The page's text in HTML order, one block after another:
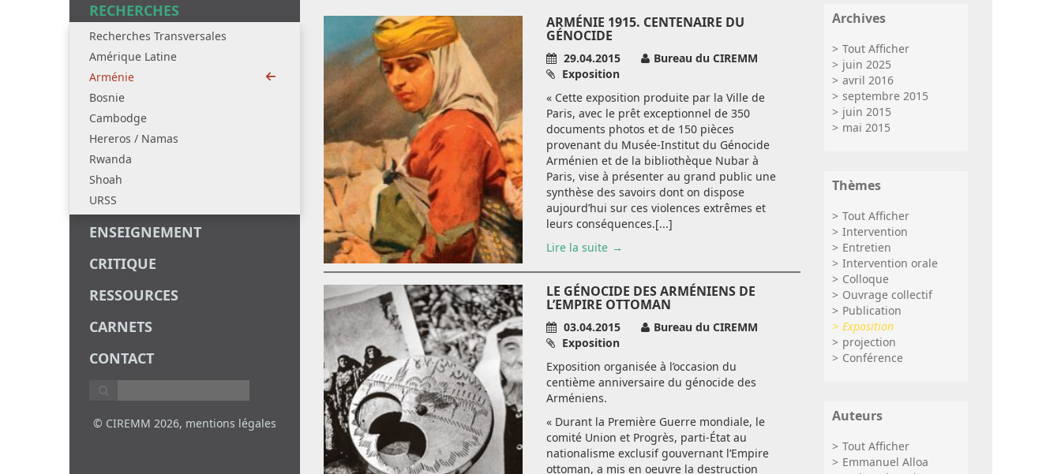
RECHERCHES
Recherches Transversales
Amérique Latine
Arménie
Bosnie
Cambodge
Hereros / Namas
Rwanda
Shoah
URSS
ENSEIGNEMENT
CRITIQUE
RESSOURCES
CARNETS
CONTACT
© CIREMM 2026, mentions légales
ARMÉNIE 1915. CENTENAIRE DU
GÉNOCIDE
29.04.2015
Bureau du CIREMM
Exposition
« Cette exposition produite par la Ville de
Paris, avec le prêt exceptionnel de 350
documents photos et de 150 pièces
provenant du Musée-Institut du Génocide
Arménien et de la bibliothèque Nubar à
Paris, vise à présenter au grand public une
synthèse des savoirs dont on dispose
aujourd’hui sur ces violences extrêmes et
leurs conséquences.[...]
Lire la suite
LE GÉNOCIDE DES ARMÉNIENS DE
L’EMPIRE OTTOMAN
03.04.2015
Bureau du CIREMM
Exposition
Exposition organisée à l’occasion du
centième anniversaire du génocide des
Arméniens.
« Durant la Première Guerre mondiale, le
comité Union et Progrès, parti-État au
nationalisme exclusif gouvernant l’Empire
ottoman, a mis en oeuvre la destruction
Archives
Tout Afficher
juin 2025
avril 2016
septembre 2015
juin 2015
mai 2015
Thèmes
Tout Afficher
Intervention
Entretien
Intervention orale
Colloque
Ouvrage collectif
Publication
Exposition
projection
Conférence
Auteurs
Tout Afficher
Emmanuel Alloa